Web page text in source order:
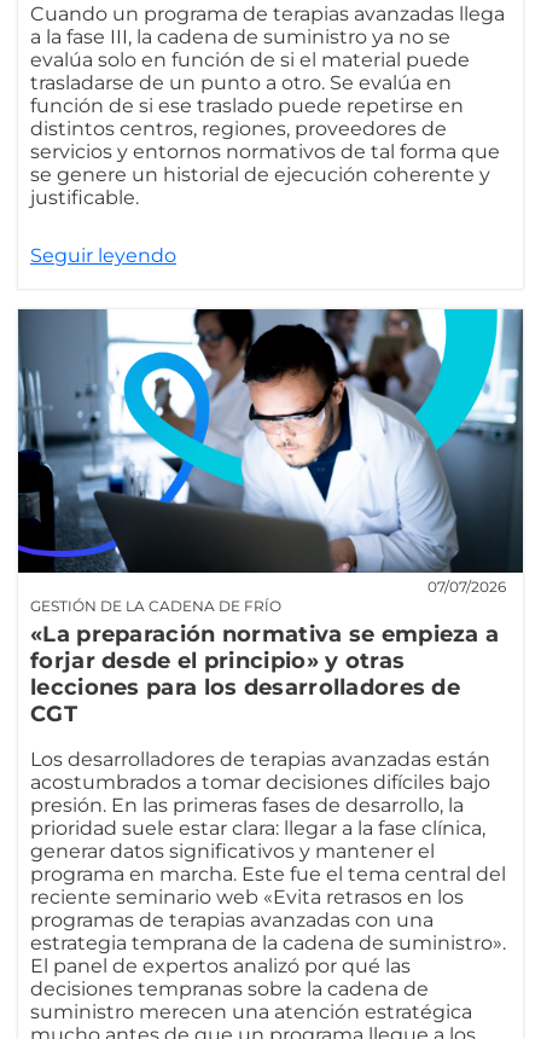
Cuando un programa de terapias avanzadas llega
a la fase III, la cadena de suministro ya no se
evalúa solo en función de si el material puede
trasladarse de un punto a otro. Se evalúa en
función de si ese traslado puede repetirse en
distintos centros, regiones, proveedores de
servicios y entornos normativos de tal forma que
se genere un historial de ejecución coherente y
justificable.
Seguir leyendo
GESTIÓN DE LA CADENA DE FRÍO
07/07/2026
«La preparación normativa se empieza a
forjar desde el principio» y otras
lecciones para los desarrolladores de
CGT
Los desarrolladores de terapias avanzadas están
acostumbrados a tomar decisiones difíciles bajo
presión. En las primeras fases de desarrollo, la
prioridad suele estar clara: llegar a la fase clínica,
generar datos significativos y mantener el
programa en marcha. Este fue el tema central del
reciente seminario web «Evita retrasos en los
programas de terapias avanzadas con una
estrategia temprana de la cadena de suministro».
El panel de expertos analizó por qué las
decisiones tempranas sobre la cadena de
suministro merecen una atención estratégica